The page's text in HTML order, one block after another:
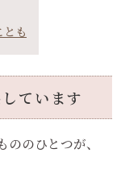
も
ています
のひとつが、